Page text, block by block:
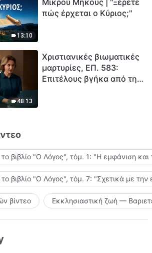
13:10
Μικρού Μήκους | "Ξέρετε
πώς έρχεται ο Κύριος;"
48:13
Χριστιανικές βιωματικές
μαρτυρίες, ΕΠ. 583:
Επιτέλους βγήκα από τη
βιβλίο "Ο Λόγος", τόμ. 1: "Η εμφάνιση
βιβλίο "Ο Λόγος", τόμ. 7: "Σχετικά με την
βίντεο Εκκλησιαστική ζωή —